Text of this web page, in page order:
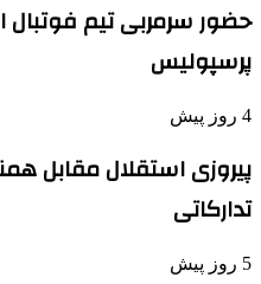
حضور سرمربی تیم فوتبال
پرسپولیس
4 روز پیش
پیروزی استقلال مقابل
تدارکاتی
5 روز پیش